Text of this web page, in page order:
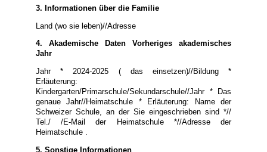
3. Informationen über die Familie
Land (wo sie leben)//Adresse
4. Akademische Daten Vorheriges akademisches
Jahr
Jahr * 2024-2025 ( das einsetzen)//Bildung *
Erläuterung:
Kindergarten/Primarschule/Sekundarschule//Jahr * Das
genaue Jahr//Heimatschule * Erläuterung: Name der
Schweizer Schule, an der Sie eingeschrieben sind *//
Tel./ /E-Mail der Heimatschule *//Adresse der
Heimatschule .
5. Sonstige Informationen